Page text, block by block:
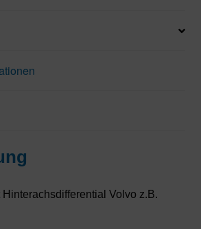
Volvo z.B.